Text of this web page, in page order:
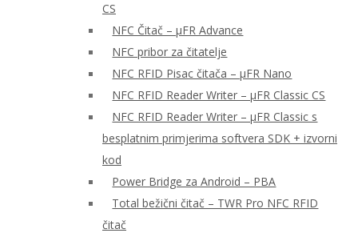
CS
NFC Čitač – μFR Advance
NFC pribor za čitatelje
NFC RFID Pisac čitača – μFR Nano
NFC RFID Reader Writer – μFR Classic CS
NFC RFID Reader Writer – μFR Classic s
besplatnim primjerima softvera SDK + izvorni
kod
Power Bridge za Android – PBA
Total bežični čitač – TWR Pro NFC RFID
čitač